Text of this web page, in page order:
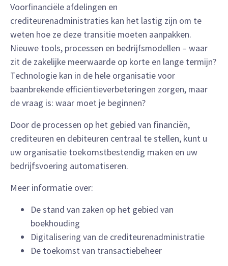
Voorfinanciële afdelingen en
crediteurenadministraties kan het lastig zijn om te
weten hoe ze deze transitie moeten aanpakken.
Nieuwe tools, processen en bedrijfsmodellen – waar
zit de zakelijke meerwaarde op korte en lange termijn?
Technologie kan in de hele organisatievoor
baanbrekende efficiëntieverbeteringen zorgen, maar
de vraag is: waar moet je beginnen?
Door de processen op het gebied van financiën,
crediteuren en debiteuren centraal te stellen, kunt u
uw organisatie toekomstbestendig maken en uw
bedrijfsvoering automatiseren.
Meer informatie over:
De stand van zaken op het gebied van
boekhouding
Digitalisering van de crediteurenadministratie
De toekomst van transactiebeheer